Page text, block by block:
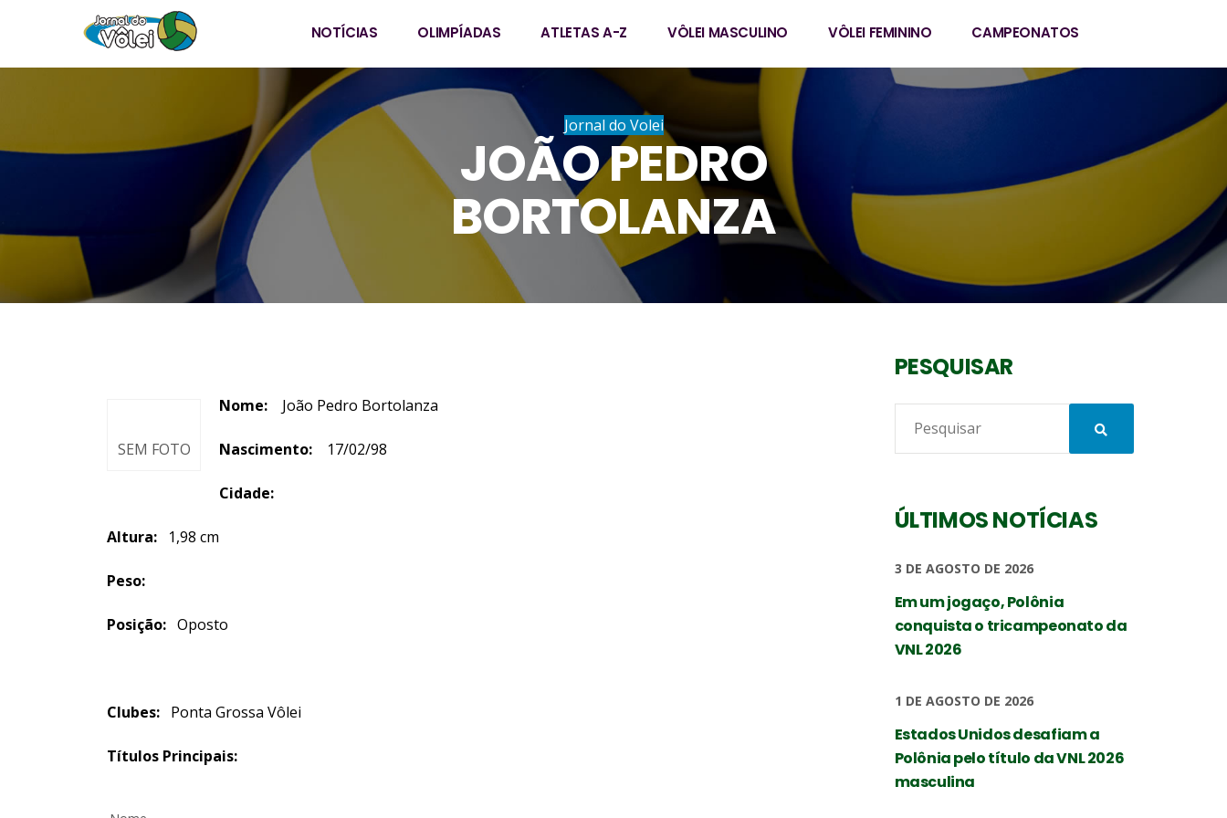
NOTÍCIAS OLIMPÍADAS ATLETAS A-Z VÔLEI MASCULINO VÔLEI FEMININO CAMPEONATOS
Jornal do Volei
JOÃO PEDRO
BORTOLANZA
SEM FOTO
Nome: João Pedro Bortolanza
Nascimento: 17/02/98
Cidade:
Altura: 1,98 cm
Peso:
Posição: Oposto
Clubes: Ponta Grossa Vôlei
Títulos Principais:
PESQUISAR
ÚLTIMOS NOTÍCIAS
3 DE AGOSTO DE 2026
Em um jogaço, Polônia
conquista o tricampeonato da
VNL 2026
1 DE AGOSTO DE 2026
Estados Unidos desafiam a
Polônia pelo título da VNL 2026
masculina